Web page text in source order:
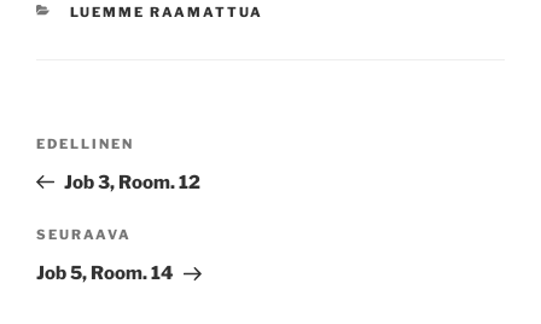
KATEGORIAT
LUEMME RAAMATTUA
Edellinen
artikkeli
EDELLINEN
Job 3, Room. 12
Seuraava
artikkeli
SEURAAVA
Job 5, Room. 14